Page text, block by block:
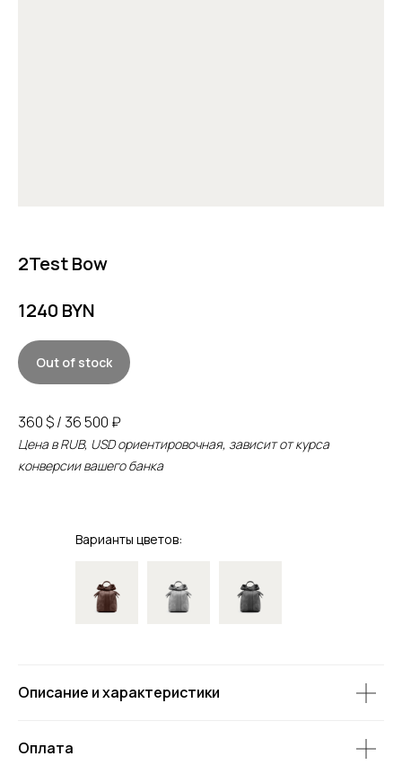
2Test Bow
1240 BYN
Out of stock
360 $ / 36 500 ₽
Цена в RUB, USD ориентировочная, зависит от курса
конверсии вашего банка
Варианты цветов:
Описание и характеристики
Оплата